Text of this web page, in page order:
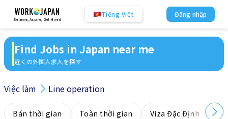
Believe, Aspire, Get Hired
Tiếng Việt Đăng nhập
Find Jobs in Japan near me
近くの外国人求人を探す
Việc làm Line operation
Bán thời gian Toàn thời gian Viza Đặc Định